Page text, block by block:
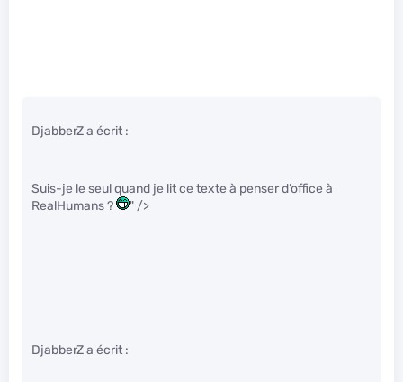
DjabberZ a écrit :
Suis-je le seul quand je lit ce texte à penser d’office à
RealHumans ?
" />
DjabberZ a écrit :